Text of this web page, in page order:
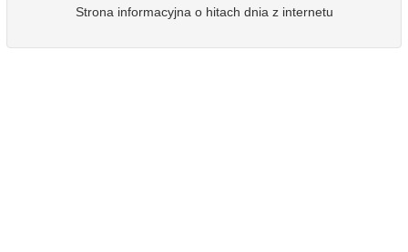
Strona informacyjna o hitach dnia z internetu